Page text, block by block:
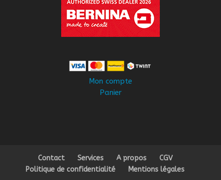
Mon compte
Panier
Contact Services A propos
CGV
Politique de confidentialité
Mentions légales